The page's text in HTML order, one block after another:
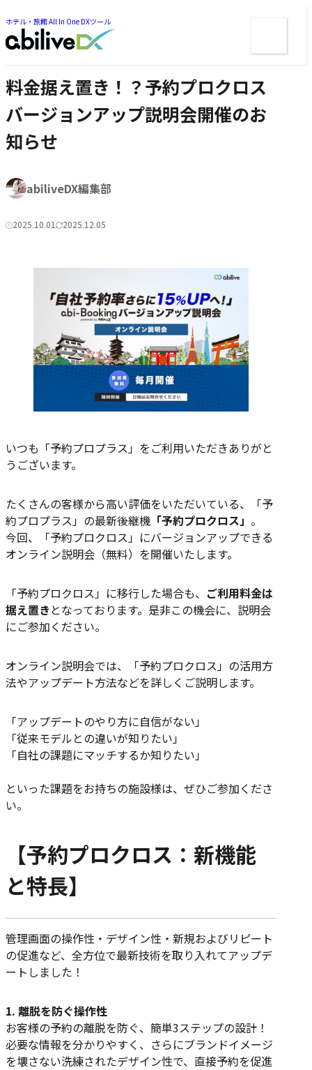
ホテル・旅館 All In One DXツール
ま
で
ジ
プ
で
ジ
ャ
ュ
料金据え置き！？予約プロクロス
バージョンアップ説明会開催のお
知らせ
著
者:
abiliveDX編集部
公2025.10.01更2025.12.05
ー:
いつも「予約プロプラス」をご利用いただきありがと
うございます。
たくさんの客様から高い評価をいただいている、「予
約プロプラス」の最新後継機 「予約プロクロス」 。
今回、「予約プロクロス」にバージョンアップできる
オンライン説明会（無料）を開催いたします。
「予約プロクロス」に移行した場合も、 ご利用料金は
据え置き となっております。是非この機会に、説明会
にご参加ください。
オンライン説明会では、「予約プロクロス」の活用方
法やアップデート方法などを詳しくご説明します。
「アップデートのやり方に自信がない」
「従来モデルとの違いが知りたい」
「自社の課題にマッチするか知りたい」
といった課題をお持ちの施設様は、ぜひご参加くださ
い。
【予約プロクロス：新機能
と特長】
管理画面の操作性・デザイン性・新規およびリピート
の促進など、全方位で最新技術を取り入れてアップデ
ートしました！
1. 離脱を防ぐ操作性
お客様の予約の離脱を防ぐ、簡単3ステップの設計！
必要な情報を分かりやすく、さらにブランドイメージ
を壊さない洗練されたデザイン性で、直接予約を促進